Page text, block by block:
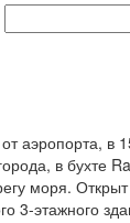
аэропорта, в
в бухте
моря. Открыт
3-этажного